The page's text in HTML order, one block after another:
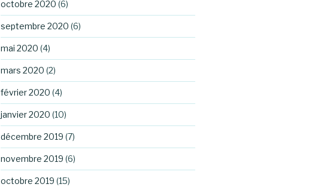
octobre 2020 (6)
septembre 2020 (6)
mai 2020 (4)
mars 2020 (2)
février 2020 (4)
janvier 2020 (10)
décembre 2019 (7)
novembre 2019 (6)
octobre 2019 (15)